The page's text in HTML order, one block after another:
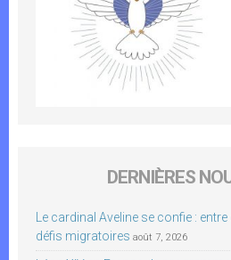
DERNIÈRES
Le cardinal Aveline se confie :
défis migratoires août 7, 2026